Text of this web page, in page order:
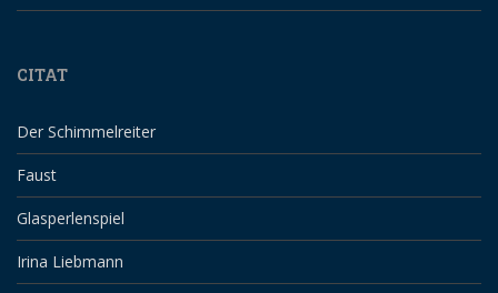
CITAT
Der Schimmelreiter
Faust
Glasperlenspiel
Irina Liebmann